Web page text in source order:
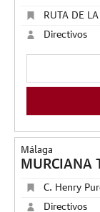
RUTA DE
Directivos
Málaga
MURCIANA
C. Henry
Directivos